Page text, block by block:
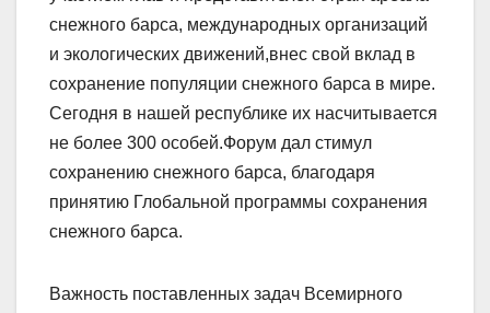
снежного барса, международных организаций
и экологических движений,внес свой вклад в
сохранение популяции снежного барса в мире.
Сегодня в нашей республике их насчитывается
не более 300 особей.Форум дал стимул
сохранению снежного барса, благодаря
принятию Глобальной программы сохранения
снежного барса.
Важность поставленных за­дач Всемирного